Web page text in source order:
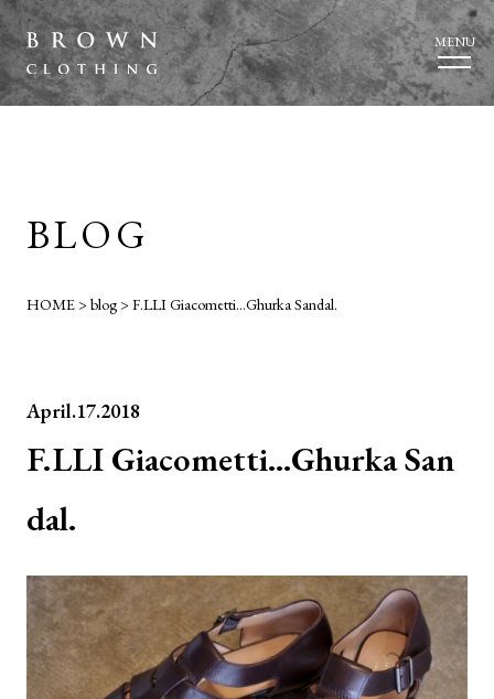
MENU
BLOG
HOME>blog>F.LLI Giacometti…Ghurka Sandal.
April.17.2018
F.LLI Giacometti…Ghurka San
dal.